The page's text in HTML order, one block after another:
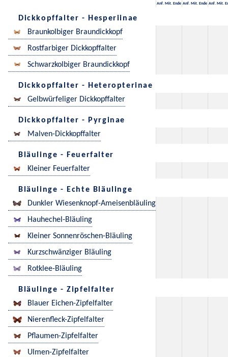
Anf. Mit. Ende Anf. Mit. Ende Anf. Mit.
Dickkopffalter - Hesperiinae
Braunkolbiger Braundickkopf
Rostfarbiger Dickkopffalter
Schwarzkolbiger Braundickkopf
Dickkopffalter - Heteropterinae
Gelbwürfeliger Dickkopffalter
Dickkopffalter - Pyrginae
Malven-Dickkopffalter
Bläulinge - Feuerfalter
Kleiner Feuerfalter
Bläulinge - Echte Bläulinge
Dunkler Wiesenknopf-Ameisenbläuling
Hauhechel-Bläuling
Kleiner Sonnenröschen-Bläuling
Kurzschwänziger Bläuling
Rotklee-Bläuling
Bläulinge - Zipfelfalter
Blauer Eichen-Zipfelfalter
Nierenfleck-Zipfelfalter
Pflaumen-Zipfelfalter
Ulmen-Zipfelfalter